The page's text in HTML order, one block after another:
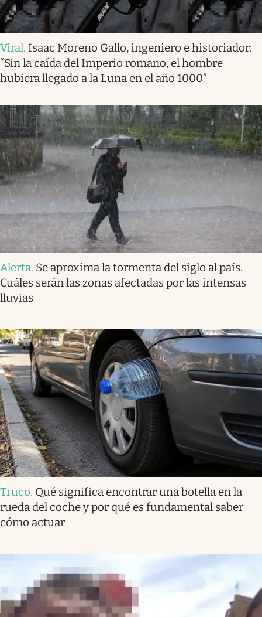
Viral. Isaac Moreno Gallo, ingeniero e historiador:
“Sin la caída del Imperio romano, el hombre
hubiera llegado a la Luna en el año 1000”
Alerta. Se aproxima la tormenta del siglo al país.
Cuáles serán las zonas afectadas por las intensas
lluvias
Truco. Qué significa encontrar una botella en la
rueda del coche y por qué es fundamental saber
cómo actuar